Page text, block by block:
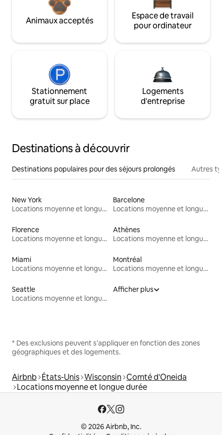
Animaux acceptés
Espace de travail
pour ordinateur
Stationnement
gratuit sur place
Logements
d'entreprise
Destinations à découvrir
Destinations populaires pour des séjours prolongés Autres
New York
Locations moyenne et longue durée
Barcelone
Locations moyenne et longue durée
Florence
Locations moyenne et longue durée
Athènes
Locations moyenne et longue durée
Miami
Locations moyenne et longue durée
Montréal
Locations moyenne et longue durée
Seattle
Locations moyenne et longue durée
Afficher plus
* Des exclusions peuvent s'appliquer en fonction des zones
géographiques et des logements.
Airbnb États-Unis Wisconsin Comté d'Oneida
Locations moyenne et longue durée
© 2026 Airbnb, Inc.